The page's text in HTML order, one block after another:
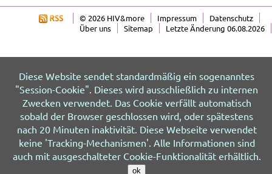
© 2026 HIV&more Impressum
Datenschutz
Über uns
Sitemap Letzte Änderung 06.08.2026
Diese Website sendet standardmäßig ein sogenanntes
"Session-Cookie". Dieses wird ausschließlich zu internen
Zwecken verwendet. Das Cookie verfällt automatisch
sobald der Browser geschlossen wird, oder spätestens
nach 20 Minuten inaktivität. Diese Webseite verwendet
keine 'Tracking-Mechanismen'. Alle Informationen sind
auch mit ausgeschalteter Cookie-Funktionalität erhältlich.
ok